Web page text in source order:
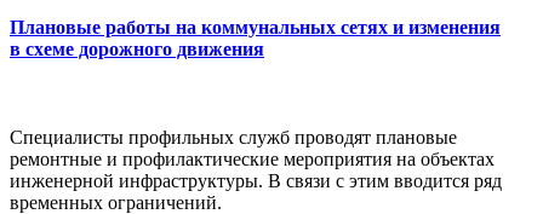
Плановые работы на коммунальных сетях и изменения
в схеме дорожного движения
Специалисты профильных служб проводят плановые
ремонтные и профилактические мероприятия на объектах
инженерной инфраструктуры. В связи с этим вводится ряд
временных ограничений.